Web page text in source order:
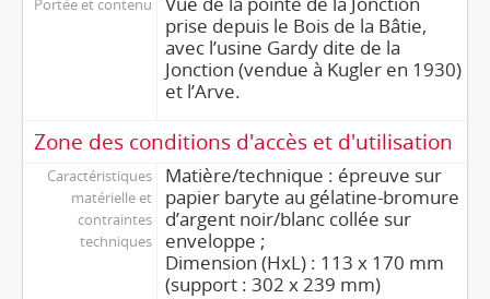
Portée et contenu
prise depuis le Bois de la Bâtie,
avec l’usine Gardy dite de la
Jonction (vendue à Kugler en 1930)
et l’Arve.
Zone des conditions d'accès et d'utilisation
Caractéristiques
matérielle et
contraintes
techniques
Matière/technique : épreuve sur
papier baryte au gélatine-bromure
d’argent noir/blanc collée sur
enveloppe ;
Dimension (HxL) : 113 x 170 mm
(support : 302 x 239 mm)